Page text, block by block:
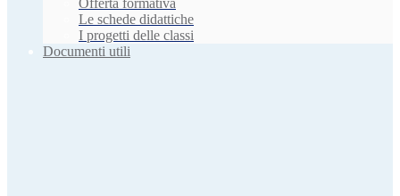
Offerta formativa
Le schede didattiche
I progetti delle classi
Documenti utili